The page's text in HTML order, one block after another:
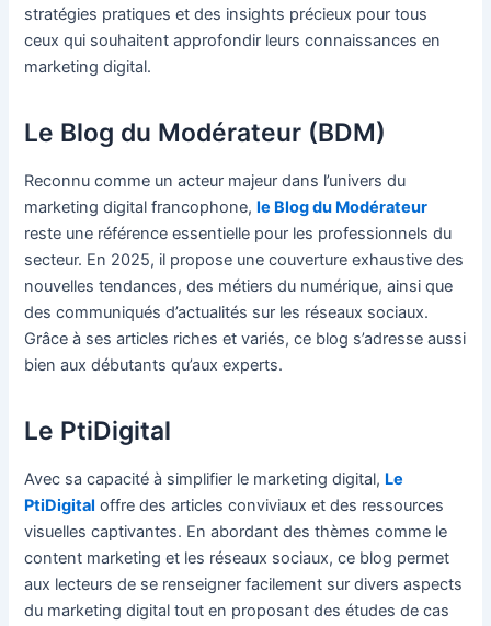
stratégies pratiques et des insights précieux pour tous
ceux qui souhaitent approfondir leurs connaissances en
marketing digital.
Le Blog du Modérateur (BDM)
Reconnu comme un acteur majeur dans l’univers du
marketing digital francophone,le Blog du Modérateur
reste une référence essentielle pour les professionnels du
secteur. En 2025, il propose une couverture exhaustive des
nouvelles tendances, des métiers du numérique, ainsi que
des communiqués d’actualités sur les réseaux sociaux.
Grâce à ses articles riches et variés, ce blog s’adresse aussi
bien aux débutants qu’aux experts.
Le PtiDigital
Avec sa capacité à simplifier le marketing digital, Le
PtiDigital offre des articles conviviaux et des ressources
visuelles captivantes. En abordant des thèmes comme le
content marketing et les réseaux sociaux, ce blog permet
aux lecteurs de se renseigner facilement sur divers aspects
du marketing digital tout en proposant des études de cas